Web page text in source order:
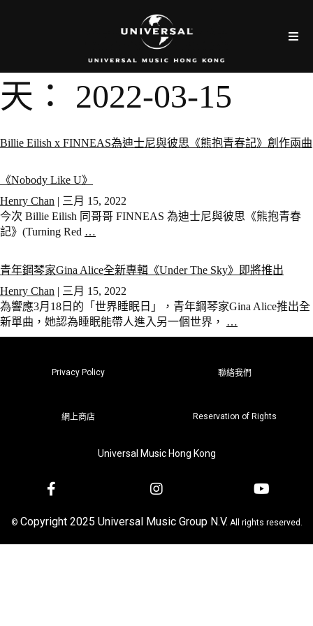
天： 2022-03-15
Billie Eilish x FINNEAS為迪士尼與彼思《熊抱青春記》創作兩曲
《Nobody Like U》
Henry Chan | 三月 15, 2022
今次 Billie Eilish 同哥哥 FINNEAS 為迪士尼與彼思《熊抱青春
記》(Turning Red …
青年鋼琴家Gina Alice全新專輯《Under The Sky》即將推出
Henry Chan | 三月 15, 2022
為響應3月18日的「世界睡眠日」，青年鋼琴家Gina Alice推出全
新單曲，她認為睡眠能帶人進入另一個世界， …
Privacy Policy 聯絡我們
網上商店 Reservation of Rights
Universal Music Hong Kong
© Copyright 2025 Universal Music Group N.V. All rights reserved.